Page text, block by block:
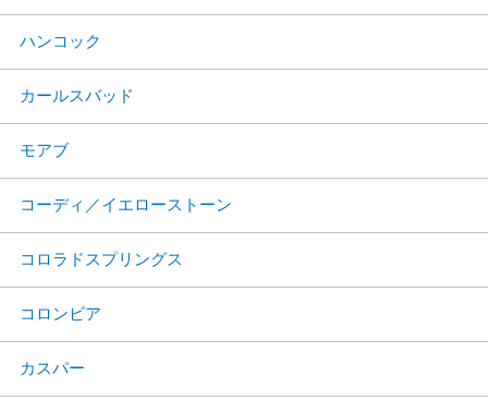
ハンコック
カールスバッド
モアブ
コーディ／イエローストーン
コロラドスプリングス
コロンビア
カスパー